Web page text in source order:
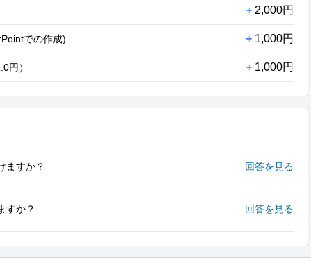
+ 2,000円
での作成) + 1,000円
円） + 1,000円
ますか？ 回答を見る
すか？ 回答を見る